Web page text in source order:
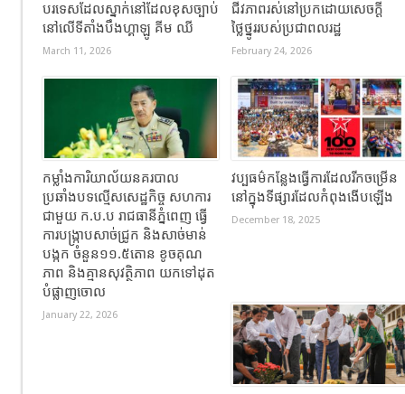
បរទេសដែលស្នាក់នៅដែលខុសច្បាប់
នៅលើទីតាំងបឹងហ្គាឡូ គីម ឈី
March 11, 2026
ជីវភាពរស់នៅប្រកដោយសេចក្តី
ថ្លៃថ្នូររបស់ប្រជាពលរដ្ឋ
February 24, 2026
កម្លាំងការិយាល័យនគរបាល
ប្រឆាំងបទល្មើសសេដ្ឋកិច្ច សហការ
ជាមួយ ក.ប.ប រាជធានីភ្នំពេញ ធ្វើ
ការបង្ក្រាបសាច់ជ្រូក និងសាច់មាន់
បង្កក ចំនួន១១.៥តោន ខូចគុណ
ភាព និងគ្មានសុវត្ថិភាព យកទៅដុត
បំផ្លាញចោល
January 22, 2026
វប្បធម៌កន្លែងធ្វើការដែលរីកចម្រើន
នៅក្នុងទីផ្សារដែលកំពុងងើបឡើង
December 18, 2025